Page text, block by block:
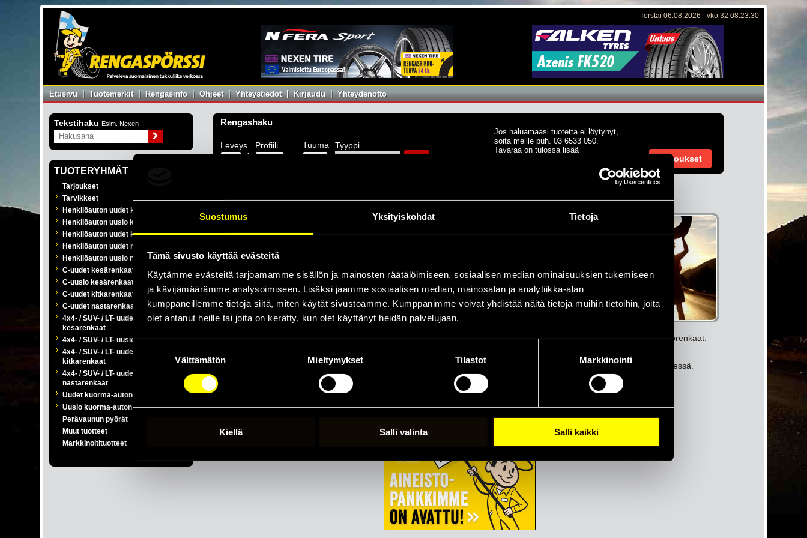
Suostumus Yksityiskohdat Tietoja
Tämä sivusto käyttää evästeitä
Käytämme evästeitä tarjoamamme sisällön ja mainosten räätälöimiseen, sosiaalisen median ominaisuuksien tukemiseen
ja kävijämäärämme analysoimiseen. Lisäksi jaamme sosiaalisen median, mainosalan ja analytiikka-alan
kumppaneillemme tietoja siitä, miten käytät sivustoamme. Kumppanimme voivat yhdistää näitä tietoja muihin tietoihin, joita
olet antanut heille tai joita on kerätty, kun olet käyttänyt heidän palvelujaan.
Suostumuksen
Välttämätön Mieltymykset Tilastot Markkinointi
Kiellä Salli valinta Salli kaikki
Torstai 06.08.2026 - vko 32 08:23:30
Etusivu | Tuotemerkit | Rengasinfo | Ohjeet | Yhteystiedot | Kirjaudu | Yhteydenotto
Tekstihaku Esim. Nexen
TUOTERYHMÄT
Tarjoukset
Tarvikkeet
Henkilöauton uudet kesärenkaat
Henkilöauton uusio kesärenkaat
Henkilöauton uudet kitkarenkaat
Henkilöauton uudet nastarenkaat
Henkilöauton uusio nastarenkaat
C-uudet kesärenkaat
C-uusio kesärenkaat
C-uudet kitkarenkaat
C-uudet nastarenkaat
4x4- / SUV- / LT- uudet
kesärenkaat
4x4- / SUV- / LT- uusio kesärenkaat
4x4- / SUV- / LT- uudet
kitkarenkaat
4x4- / SUV- / LT- uudet
nastarenkaat
Uudet kuorma-auton renkaat
Uusio kuorma-auton renkaat
Perävaunun pyörät
Muut tuotteet
Markkinoitituotteet
Rengashaku
Leveys
/
Profiili Tuuma Tyyppi
Jos haluamaasi tuotetta ei löytynyt,
soita meille puh. 03 6533 050.
Tavaraa on tulossa lisää
Tarjoukset
Tervetuloa Rengaspörssiin!
Rengaspörssi on Oy Euro-Tyres Finland Ltd:n nettipalvelu rengasliikkeille ja renkaita
juuri teille sopivana ajankohtana.
Toimitusaika on 24 tuntia. Toimitamme tilaamanne renkaat teille seuraavaksi arkipäiväksi
lähes koko maassa.
Rengaspörssi-palvelun ansiosta näette Euro-Tyresin varastotilanteen päivittäin omalta
tietokoneeltanne.
kuorma-/linja-auton renkaita. Omat maahantuomamme merkit ovat Nexen, West Lake, Rotalla, Event ja Insa-Turbo -uusiorenkaat.
Pääkonttori ja keskusvarasto sijaitsevat Leppäkoskella hyvien jakeluyhteyksien päässä aivan Hämeenlinnantien läheisyydessä.
Tilaa omat käyttäjätunnukset
RENGASPÖRSSIIN